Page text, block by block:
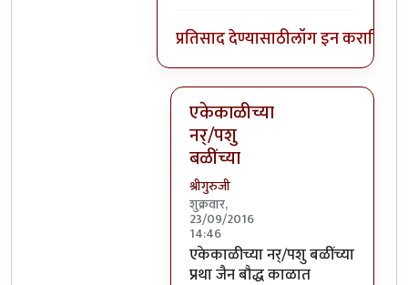
प्रतिसाद देण्यासाठीलॉग इन कराकिंवा
एकेकाळीच्या
नर्/पशु
बळींच्या
श्रीगुरुजी
शुक्रवार,
23/09/2016
14:46
In reply toसाहेब,byअप्पा जोगळेकर
एकेकाळीच्या नर्/पशु बळींच्या
प्रथा जैन बौद्ध काळात